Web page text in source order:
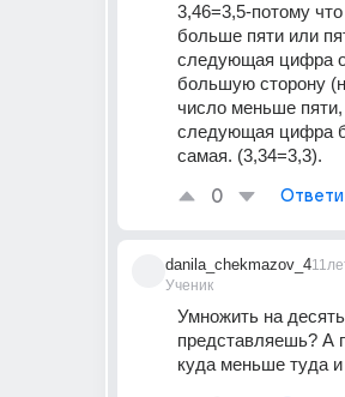
3,46=3,5-потому
больше пяти или
следующая цифра
большую сторону
число меньше пяти,
следующая цифра
самая. (3,34=3,3).
0
danila_chekmazov_4
Ученик
Умножить на десять
представляешь? А
куда меньше туда и